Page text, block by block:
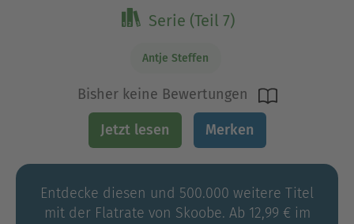
Serie (Teil 7)
Antje Steffen
Bisher keine Bewertungen
Jetzt lesen Merken
Entdecke diesen und 500.000 weitere Titel
mit der Flatrate von Skoobe. Ab 12,99 € im